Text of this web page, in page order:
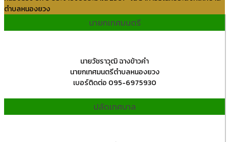
ตำบลหนองยวง
นายกเทศมนตรี
นายวัชราวุฒิ ฉางข้าวคำ
นายกเทศมนตรีตำบลหนองยวง
เบอร์ติดต่อ 095-6975930
ปลัดเทศบาล